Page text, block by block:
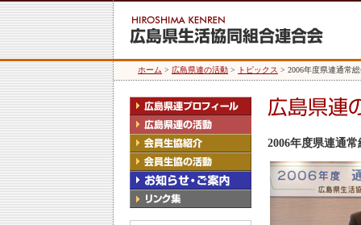
ホーム > 広島県連の活動 > トピックス > 2006年度県連通常
2006年度県連通